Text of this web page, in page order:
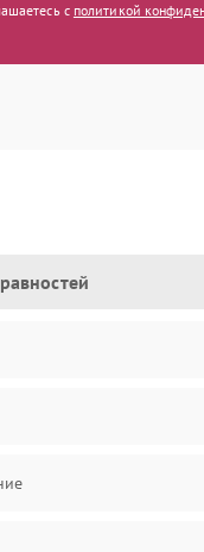
с политикой